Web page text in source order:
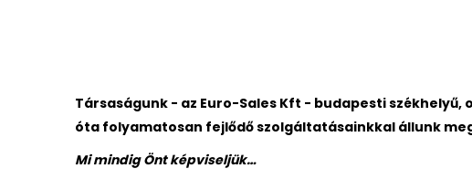
Társaságunk - az Euro-Sales Kft - budapesti
óta folyamatosan fejlődő szolgáltatásainkkal állunk
Mi mindig Önt képviseljük…